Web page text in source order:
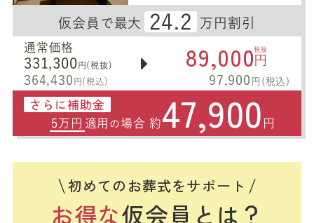
仮会員で最大 24.2 万円割引
通常価格
331,300 円(税抜)
364,430 円(税込)
89,000税抜
円
97,900 円(税込)
さらに補助金
5万円 適用 の 場合 約47,900 円
初めてのお葬式をサポート
お得な仮会員とは？